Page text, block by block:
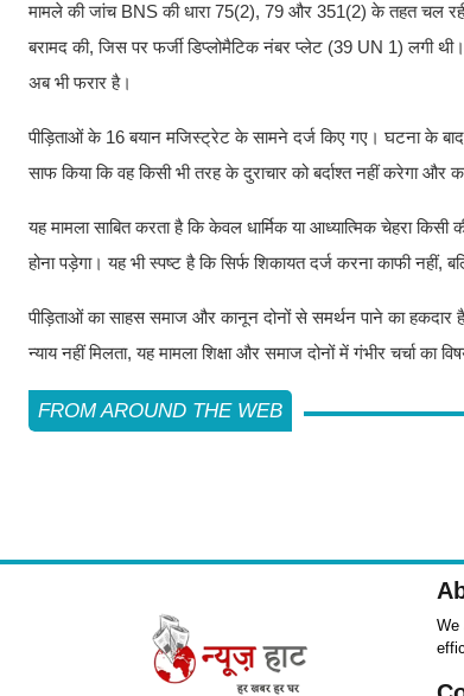
मामले की जांच BNS की धारा 75(2), 79 और 351(2) के तहत चल
बरामद की, जिस पर फर्जी डिप्लोमैटिक नंबर प्लेट (39 UN 1) लगी
अब भी फरार है।
पीड़िताओं के 16 बयान मजिस्ट्रेट के सामने दर्ज किए गए। घटना के
साफ किया कि वह किसी भी तरह के दुराचार को बर्दाश्त नहीं करेगा और
यह मामला साबित करता है कि केवल धार्मिक या आध्यात्मिक चेहरा
होना पड़ेगा। यह भी स्पष्ट है कि सिर्फ शिकायत दर्ज करना काफी नहीं,
पीड़िताओं का साहस समाज और कानून दोनों से समर्थन पाने का
न्याय नहीं मिलता, यह मामला शिक्षा और समाज दोनों में गंभीर चर्चा का
FROM AROUND THE WEB
We